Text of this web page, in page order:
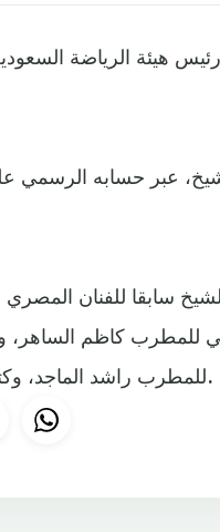
هيئة الرياضة
عبر حسابه الرسمي
سابقا للفنان
للمطرب كاظم الساهر،
للمطرب راشد الماجد، وكتب كلمات أغنية “يا غايب” للمطرب عبد المجيد عبد الله.